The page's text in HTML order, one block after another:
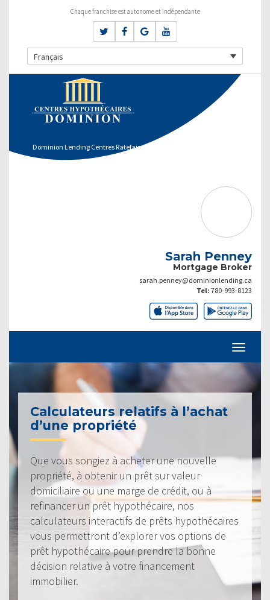
Chaque franchise est autonome et indépendante
Français
Dominion Lending Centres Ratefair
Sarah Penney
Mortgage Broker
sarah.penney@dominionlending.ca
Tel: 780-993-8123
Calculateurs relatifs à l’achat
d’une propriété
Que vous songiez à acheter une nouvelle
propriété, à obtenir un prêt sur valeur
domiciliaire ou une marge de crédit, ou à
refinancer un prêt hypothécaire, nos
calculateurs interactifs de prêts hypothécaires
vous permettront d’explorer vos options de
prêt hypothécaire pour prendre la bonne
décision relative à votre financement
immobilier.